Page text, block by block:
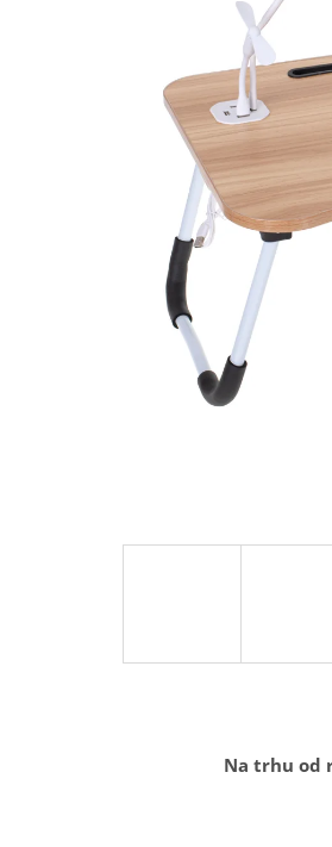
Na trhu od